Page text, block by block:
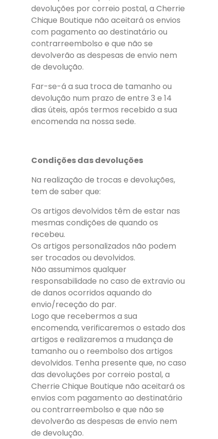
devoluções por correio postal, a Cherrie
Chique Boutique não aceitará os envios
com pagamento ao destinatário ou
contrarreembolso e que não se
devolverão as despesas de envio nem
de devolução.
Far-se-á a sua troca de tamanho ou
devolução num prazo de entre 3 e 14
dias úteis, após termos recebido a sua
encomenda na nossa sede.
Condições das devoluções
Na realização de trocas e devoluções,
tem de saber que:
Os artigos devolvidos têm de estar nas
mesmas condições de quando os
recebeu.
Os artigos personalizados não podem
ser trocados ou devolvidos.
Não assumimos qualquer
responsabilidade no caso de extravio ou
de danos ocorridos aquando do
envio/receção do par.
Logo que recebermos a sua
encomenda, verificaremos o estado dos
artigos e realizaremos a mudança de
tamanho ou o reembolso dos artigos
devolvidos. Tenha presente que, no caso
das devoluções por correio postal, a
Cherrie Chique Boutique não aceitará os
envios com pagamento ao destinatário
ou contrarreembolso e que não se
devolverão as despesas de envio nem
de devolução.